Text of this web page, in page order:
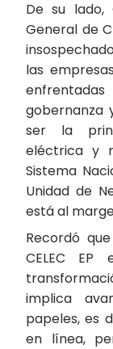
De su lado,
General de
las
gobernanza
ser la
eléctrica y
Sistema
Unidad de
está al
Recordó
CELEC
implica
papeles, es
en línea,